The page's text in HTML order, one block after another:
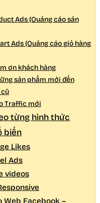
Ads (Quảng cáo sản
Ads (Quảng cáo giỏ hàng
ơn khách hàng
sản phẩm mới đến
cũ
Traffic mới
từng hình thức
biến
Likes
Ads
videos
Web Facebook –